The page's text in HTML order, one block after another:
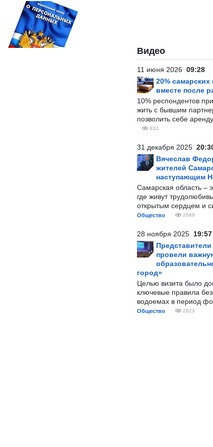
Видео
11 июня 2026 09:28
20%
вместе после
10% респондентов
жить с бывшим
позволить себе
832
31 декабря 2025
Вячеслав
жителей
наступающим
Самарская область –
где живут
открытым сердцем и
Общество 2649
28 ноября 2025 19:57
провели
город»
Целью визита было
ключевые правила
водоемах в период
Общество 2823